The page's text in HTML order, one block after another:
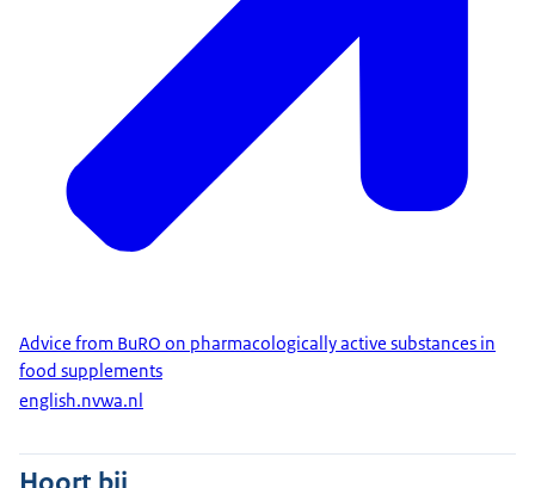
Advice from BuRO on pharmacologically active substances in
food supplements
english.nvwa.nl